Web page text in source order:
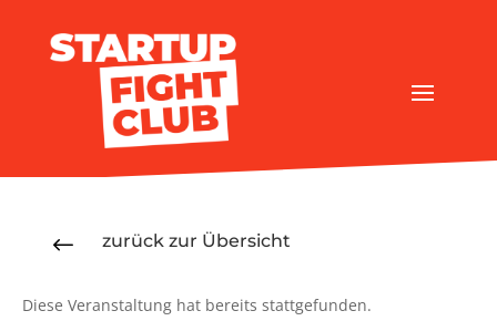
# zurück zur Übersicht
Diese Veranstaltung hat bereits stattgefunden.